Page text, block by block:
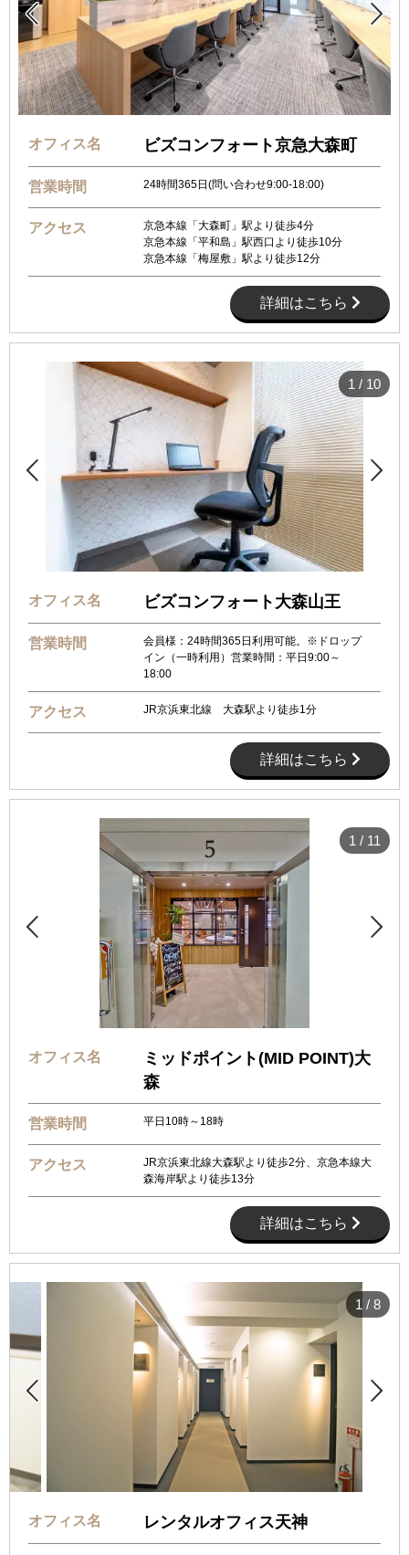
 
オフィス名 ビズコンフォート京急大森町
営業時間 24時間365日(問い合わせ9:00-18:00)
アクセス
京急本線「大森町」駅より徒歩4分
京急本線「平和島」駅西口より徒歩10分
京急本線「梅屋敷」駅より徒歩12分
詳細はこちら
 
1 / 10
オフィス名 ビズコンフォート大森山王
営業時間
会員様：24時間365日利用可能。※ドロップ
イン（一時利用）営業時間：平日9:00～
18:00
アクセス JR京浜東北線 大森駅より徒歩1分
詳細はこちら
 
1 / 11
オフィス名
ミッドポイント(MID POINT)大
森
営業時間 平日10時～18時
アクセス
JR京浜東北線大森駅より徒歩2分、京急本線大
森海岸駅より徒歩13分
詳細はこちら
 
1 / 8
オフィス名 レンタルオフィス天神